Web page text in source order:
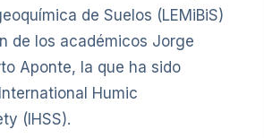
de Suelos (LEMiBiS)
de los académicos Jorge
Aponte, la que ha sido
Humic
(IHSS).